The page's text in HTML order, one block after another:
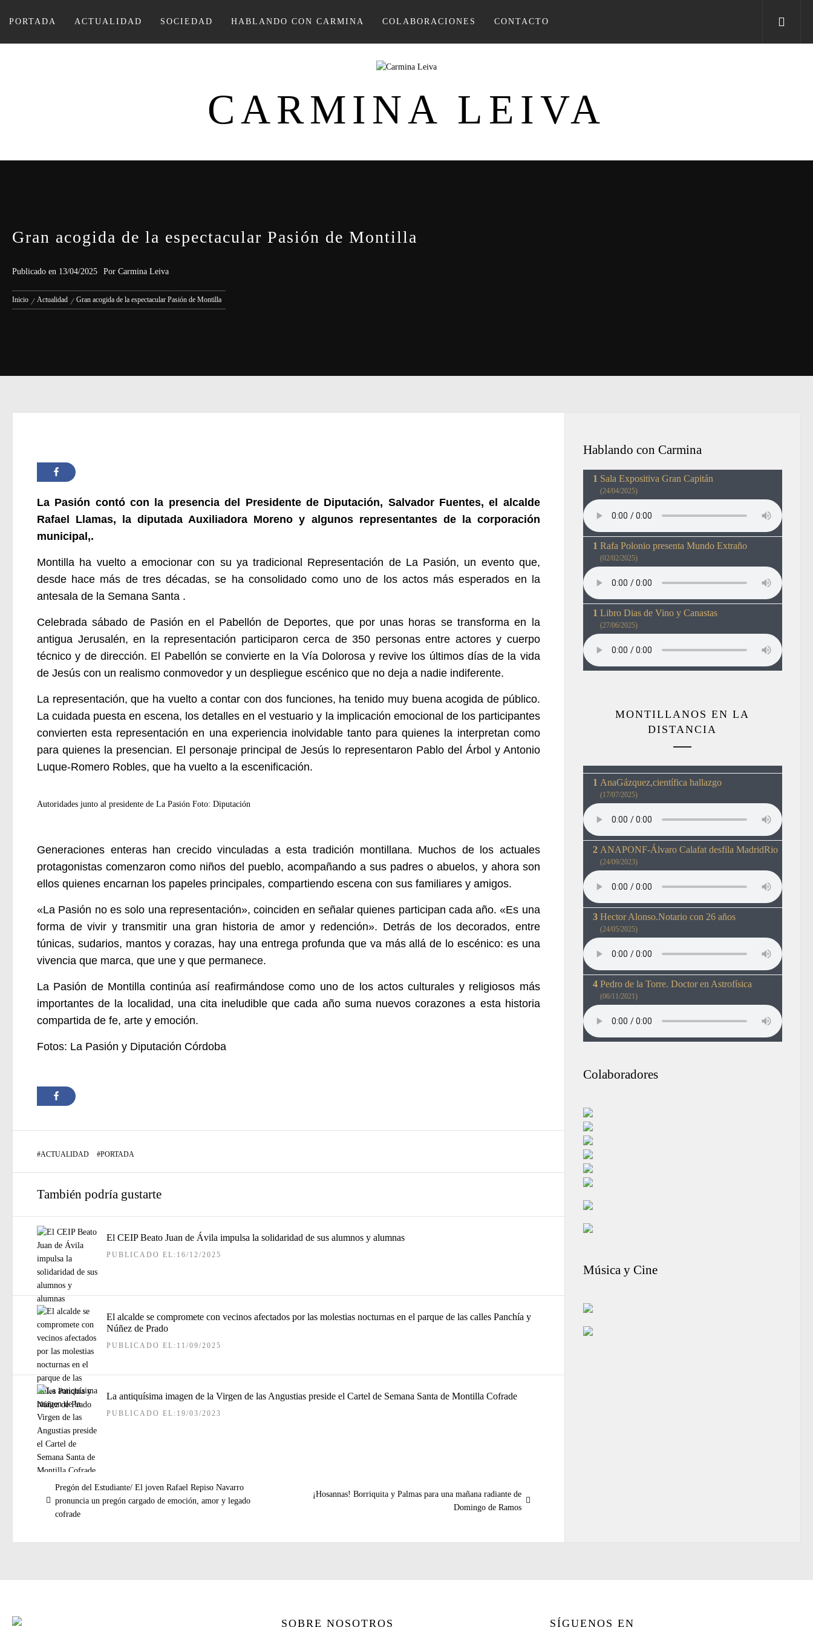
PORTADA ACTUALIDAD SOCIEDAD HABLANDO CON CARMINA COLABORACIONES CONTACTO
CARMINA LEIVA
Gran acogida de la espectacular Pasión de Montilla
Publicado en 13/04/2025 Por Carmina Leiva
Inicio Actualidad Gran acogida de la espectacular Pasión de Montilla
La Pasión contó con la presencia del Presidente de Diputación, Salvador Fuentes, el alcalde
Rafael Llamas, la diputada Auxiliadora Moreno y algunos representantes de la corporación
municipal,.
Montilla ha vuelto a emocionar con su ya tradicional Representación de La Pasión, un evento que,
desde hace más de tres décadas, se ha consolidado como uno de los actos más esperados en la
antesala de la Semana Santa .
Celebrada sábado de Pasión en el Pabellón de Deportes, que por unas horas se transforma en la
antigua Jerusalén, en la representación participaron cerca de 350 personas entre actores y cuerpo
técnico y de dirección. El Pabellón se convierte en la Vía Dolorosa y revive los últimos días de la vida
de Jesús con un realismo conmovedor y un despliegue escénico que no deja a nadie indiferente.
La representación, que ha vuelto a contar con dos funciones, ha tenido muy buena acogida de público.
La cuidada puesta en escena, los detalles en el vestuario y la implicación emocional de los participantes
convierten esta representación en una experiencia inolvidable tanto para quienes la interpretan como
para quienes la presencian. El personaje principal de Jesús lo representaron Pablo del Árbol y Antonio
Luque-Romero Robles, que ha vuelto a la escenificación.
Autoridades junto al presidente de La Pasión Foto: Diputación
Generaciones enteras han crecido vinculadas a esta tradición montillana. Muchos de los actuales
protagonistas comenzaron como niños del pueblo, acompañando a sus padres o abuelos, y ahora son
ellos quienes encarnan los papeles principales, compartiendo escena con sus familiares y amigos.
«La Pasión no es solo una representación», coinciden en señalar quienes participan cada año. «Es una
forma de vivir y transmitir una gran historia de amor y redención». Detrás de los decorados, entre
túnicas, sudarios, mantos y corazas, hay una entrega profunda que va más allá de lo escénico: es una
vivencia que marca, que une y que permanece.
La Pasión de Montilla continúa así reafirmándose como uno de los actos culturales y religiosos más
importantes de la localidad, una cita ineludible que cada año suma nuevos corazones a esta historia
compartida de fe, arte y emoción.
Fotos: La Pasión y Diputación Córdoba
#ACTUALIDAD #PORTADA
También podría gustarte
El CEIP Beato Juan de Ávila impulsa la solidaridad de sus alumnos y alumnas
PUBLICADO EL:16/12/2025
El alcalde se compromete con vecinos afectados por las molestias nocturnas en el parque de las calles Panchía y
Núñez de Prado
PUBLICADO EL:11/09/2025
La antiquísima imagen de la Virgen de las Angustias preside el Cartel de Semana Santa de Montilla Cofrade
PUBLICADO EL:19/03/2023
de
entradas
Entrada
anterior:
Pregón del Estudiante/ El joven Rafael Repiso Navarro
pronuncia un pregón cargado de emoción, amor y legado
cofrade
Entrada
¡Hosannas! Borriquita y Palmas para una mañana radiante de
Domingo de Ramos
Hablando con Carmina
Sala Expositiva Gran Capitán
(24/04/2025)
Rafa Polonio presenta Mundo Extraño
(02/02/2025)
Libro Dias de Vino y Canastas
(27/06/2025)
MONTILLANOS EN LA
DISTANCIA
AnaGázquez,científica hallazgo
(17/07/2025)
ANAPONF-Álvaro Calafat desfila MadridRio
(24/09/2023)
Hector Alonso.Notario con 26 años
(24/05/2025)
Pedro de la Torre. Doctor en Astrofísica
(06/11/2021)
Colaboradores
Música y Cine
SOBRE NOSOTROS SÍGUENOS EN